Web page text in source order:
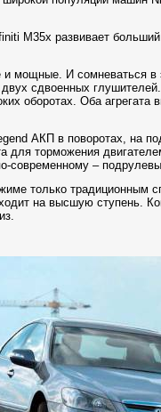
М35х развивает
мощные. И сомневаться
сдвоенных
оборотах. Оба
АКП в поворотах, на
для торможения
современному –
только
на высшую ступень.